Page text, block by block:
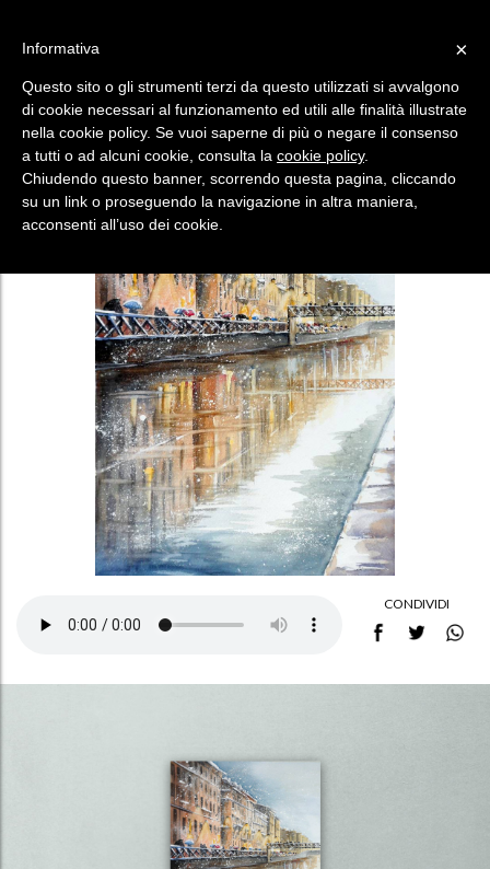
Menù
HAI UN CODICE? SEI UN ARTISTA?
CONDIVIDI
×
Informativa
Questo sito o gli strumenti terzi da questo utilizzati si avvalgono
di cookie necessari al funzionamento ed utili alle finalità illustrate
nella cookie policy. Se vuoi saperne di più o negare il consenso
a tutti o ad alcuni cookie, consulta la cookie policy.
Chiudendo questo banner, scorrendo questa pagina, cliccando
su un link o proseguendo la navigazione in altra maniera,
acconsenti all’uso dei cookie.